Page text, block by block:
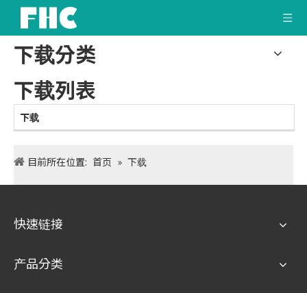
下载分类
下载列表
下载
目前所在位置: 首页 » 下载
快速链接
产品分类